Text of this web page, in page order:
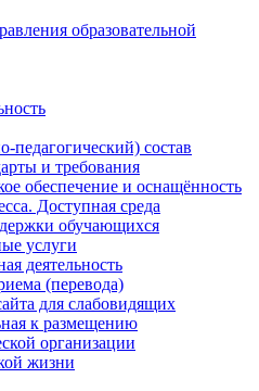
образовательной
педагогический) состав
и требования
обеспечение и оснащённость
Доступная среда
обучающихся
услуги
деятельность
(перевода)
для слабовидящих
к размещению
организации
жизни